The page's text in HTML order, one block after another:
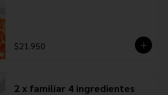
$21.950
2 x familiar 4 ingredientes